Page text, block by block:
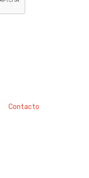
Contacto